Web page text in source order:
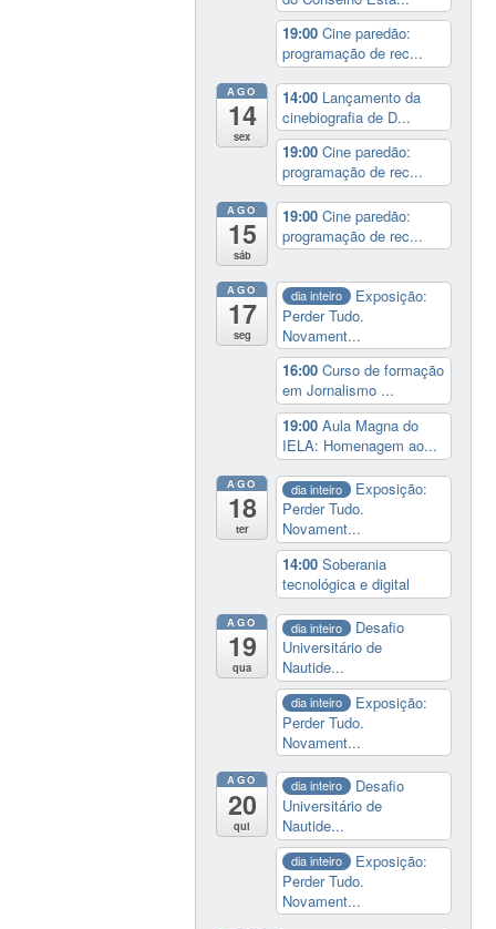
19:00Cine paredão:
programação de rec...
AGO
14
sex
14:00 Lançamento da
cinebiografia de D...
19:00Cine paredão:
programação de rec...
AGO
15
sáb
19:00Cine paredão:
programação de rec...
AGO
17
seg
dia inteiro
Exposição:
Perder Tudo.
Novament...
16:00Curso de formação
em Jornalismo ...
19:00Aula Magna do
IELA: Homenagem ao...
AGO
18
ter
dia inteiro
Exposição:
Perder Tudo.
Novament...
14:00Soberania
tecnológica e digital
AGO
19
qua
dia inteiro
Desafio
Universitário de
Nautide...
dia inteiro
Exposição:
Perder Tudo.
Novament...
AGO
20
qui
dia inteiro
Desafio
Universitário de
Nautide...
dia inteiro
Exposição:
Perder Tudo.
Novament...